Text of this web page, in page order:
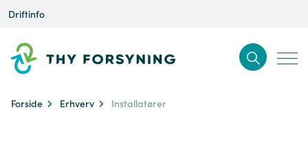
Driftinfo
Forside Erhverv Installatører